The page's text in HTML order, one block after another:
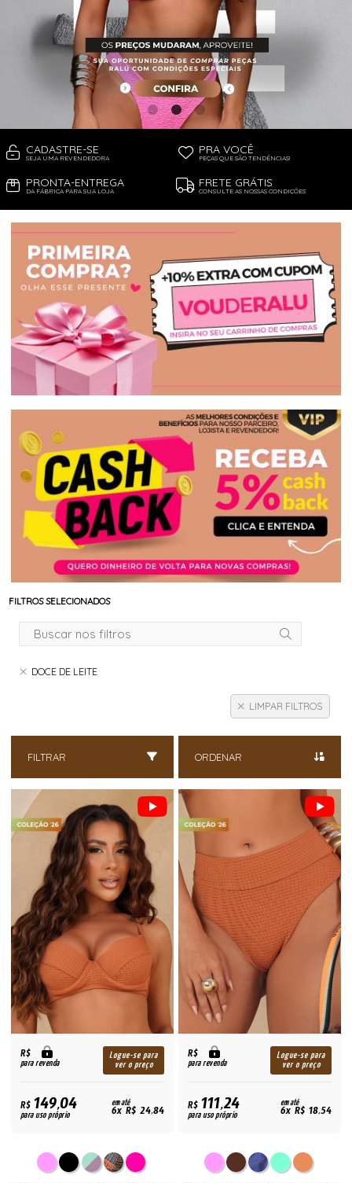
PIJAMA FEMININO
PIJAMA INFANTIL
PIJAMA MASCULINO
RASTEIRAS E PAPETES
ROUPÃO
SAÍDAS DE PRAIA
SANDÁLIAS
SHORTS E SAIAS
TÊNIS
TOP DE BIQUÍNI
TRICOTS
VESTIDOS
CADASTRE-SE
SEJA UMA REVENDEDORA
PRA VOCÊ
PEÇAS QUE SÃO TENDÊNCIAS!
PRONTA-ENTREGA
DA FÁBRICA PARA SUA LOJA
FRETE GRÁTIS
CONSULTE AS NOSSAS CONDIÇÕES
FILTROS SELECIONADOS
DOCE DE LEITE
LIMPAR FILTROS
FILTRAR ORDENAR
R$
para revenda
Logue-se para
ver o preço
R$149,04
para uso próprio
em até
6x R$ 24,84
R$
para revenda
Logue-se para
ver o preço
R$111,24
para uso próprio
em até
6x R$ 18,54